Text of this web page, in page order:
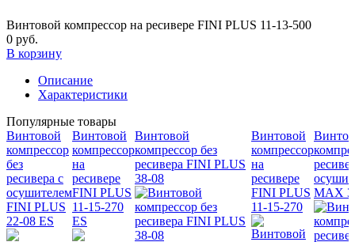
Винтовой компрессор на ресивере FINI PLUS 11-13-500
0 руб.
В корзину
Описание
Характеристики
Популярные товары
Винтовой
компрессор
без
ресивера с
осушителем
FINI PLUS
22-08 ES
Винтовой
компрессор
на
ресивере
FINI PLUS
11-15-270
ES
Винтовой
компрессор без
ресивера FINI PLUS
38-08
Винтовой
компрессор
на
ресивере
FINI PLUS
11-15-270
MAX